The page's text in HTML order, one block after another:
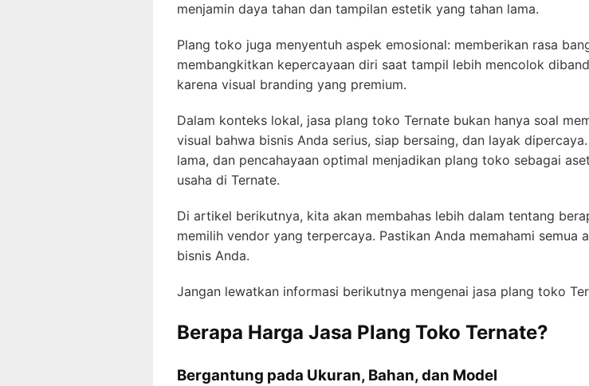
menjamin daya tahan dan tampilan estetik yang tahan lama.
Plang toko juga menyentuh aspek emosional: memberikan rasa
membangkitkan kepercayaan diri saat tampil lebih mencolok
karena visual branding yang premium.
Dalam konteks lokal, jasa plang toko Ternate bukan hanya soal
visual bahwa bisnis Anda serius, siap bersaing, dan layak
lama, dan pencahayaan optimal menjadikan plang toko sebagai
usaha di Ternate.
Di artikel berikutnya, kita akan membahas lebih dalam tentang
memilih vendor yang terpercaya. Pastikan Anda memahami
bisnis Anda.
Jangan lewatkan informasi berikutnya mengenai jasa plang toko
Berapa Harga Jasa Plang Toko Ternate?
Bergantung pada Ukuran, Bahan, dan Model